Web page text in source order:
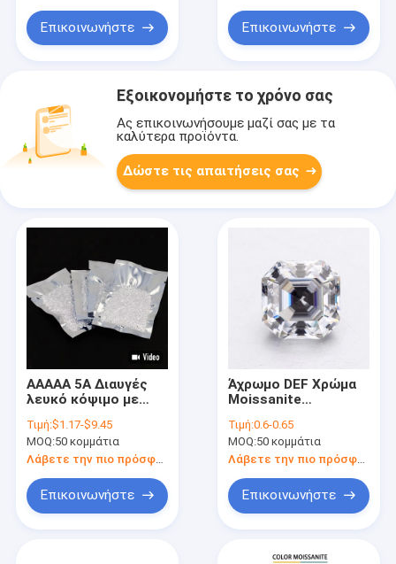
Επικοινωνήστε Επικοινωνήστε
Εξοικονομήστε το χρόνο σας
Ας επικοινωνήσουμε μαζί σας με τα
καλύτερα προϊόντα.
Δώστε τις απαιτήσεις σας
ΑΑΑΑΑ 5Α Διαυγές
λευκό κόψιμο με
ανθεκτικό σε
θερμότητα Χαλαρά
κυβικά πετράδια
ζιρκόνια
Τιμή:$1.17-$9.45
MOQ:50 κομμάτια
Λάβετε την πιο πρόσφατη τιμή
Επικοινωνήστε
Άχρωμο DEF Χρώμα
Moissanite
κόψτε χαλαρά για το
τένις βραχιόλια
δαχτυλίδια
Τιμή:0.6-0.65
MOQ:50 κομμάτια
Επικοινωνήστε